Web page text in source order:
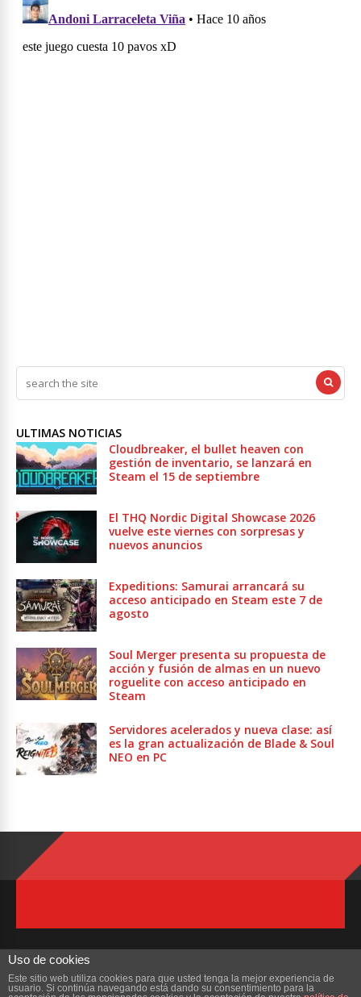
ULTIMAS NOTICIAS
Cloudbreaker, el bullet heaven con
gestión de inventario, se lanzará en
Steam el 15 de septiembre
El THQ Nordic Digital Showcase 2026
vuelve este viernes con sorpresas y
nuevos anuncios
Expeditions: Samurai arrancará su
acceso anticipado en Steam este 7 de
agosto
Soul Merger presenta su propuesta de
acción y fusión de almas en un nuevo
roguelite con acceso anticipado en
Steam
Servidores acelerados y nueva clase: así
es la gran actualización de Blade & Soul
NEO en PC
Uso de cookies
Este sitio web utiliza cookies para que usted tenga la mejor experiencia de
usuario. Si continúa navegando está dando su consentimiento para la